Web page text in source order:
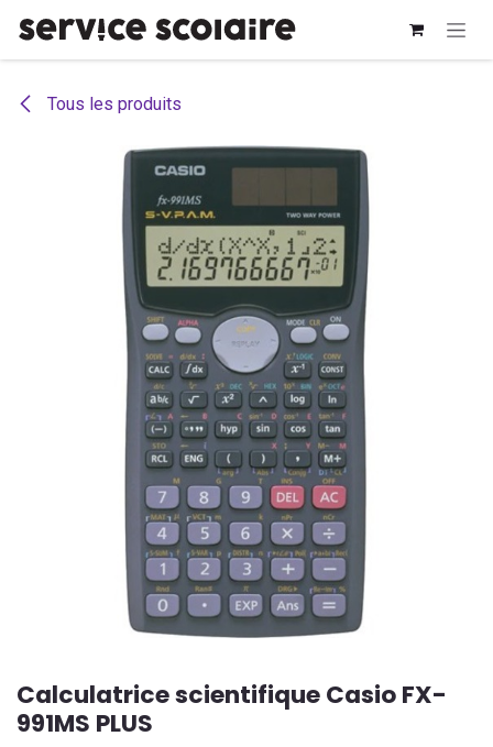
Tous les produits
Calculatrice scientifique Casio FX-
991MS PLUS